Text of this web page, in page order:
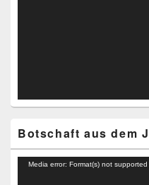
Botschaft aus dem
Video-
Media error: Format(s) not